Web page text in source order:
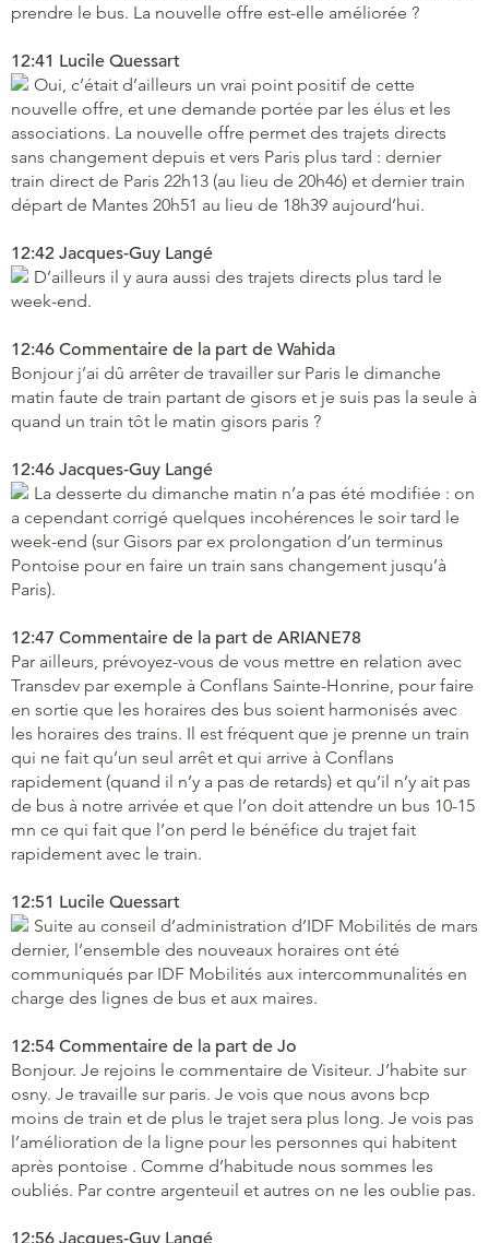
prendre le bus. La nouvelle offre est-elle améliorée ?
12:41 Lucile Quessart
Oui, c’était d’ailleurs un vrai point positif de cette
nouvelle offre, et une demande portée par les élus et les
associations. La nouvelle offre permet des trajets directs
sans changement depuis et vers Paris plus tard : dernier
train direct de Paris 22h13 (au lieu de 20h46) et dernier train
départ de Mantes 20h51 au lieu de 18h39 aujourd’hui.
12:42 Jacques-Guy Langé
D’ailleurs il y aura aussi des trajets directs plus tard le
week-end.
12:46 Commentaire de la part de Wahida
Bonjour j’ai dû arrêter de travailler sur Paris le dimanche
matin faute de train partant de gisors et je suis pas la seule à
quand un train tôt le matin gisors paris ?
12:46 Jacques-Guy Langé
La desserte du dimanche matin n’a pas été modifiée : on
a cependant corrigé quelques incohérences le soir tard le
week-end (sur Gisors par ex prolongation d’un terminus
Pontoise pour en faire un train sans changement jusqu’à
Paris).
12:47 Commentaire de la part de ARIANE78
Par ailleurs, prévoyez-vous de vous mettre en relation avec
Transdev par exemple à Conflans Sainte-Honrine, pour faire
en sortie que les horaires des bus soient harmonisés avec
les horaires des trains. Il est fréquent que je prenne un train
qui ne fait qu’un seul arrêt et qui arrive à Conflans
rapidement (quand il n’y a pas de retards) et qu’il n’y ait pas
de bus à notre arrivée et que l’on doit attendre un bus 10-15
mn ce qui fait que l’on perd le bénéfice du trajet fait
rapidement avec le train.
12:51 Lucile Quessart
Suite au conseil d’administration d’IDF Mobilités de mars
dernier, l’ensemble des nouveaux horaires ont été
communiqués par IDF Mobilités aux intercommunalités en
charge des lignes de bus et aux maires.
12:54 Commentaire de la part de Jo
Bonjour. Je rejoins le commentaire de Visiteur. J’habite sur
osny. Je travaille sur paris. Je vois que nous avons bcp
moins de train et de plus le trajet sera plus long. Je vois pas
l’amélioration de la ligne pour les personnes qui habitent
après pontoise . Comme d’habitude nous sommes les
oubliés. Par contre argenteuil et autres on ne les oublie pas.
12:56 Jacques-Guy Langé